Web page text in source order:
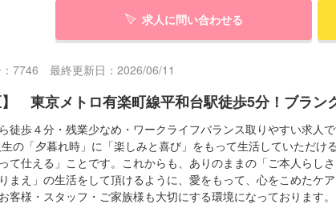
求人に問い合わせる
7746 最終更新日：2026/06/11
】 東京メトロ有楽町線平和台駅徒歩5分！ブラ
徒歩４分・残業少なめ・ワークライフバランス取りやすい求人で
の「夕暮れ時」に「楽しみと喜び」をもって生活していただけ
て仕える」ことです。これからも、ありのままの「ご本人らし
まえ」の生活をして頂けるように、愛をもって、心をこめたケ
客様・スタッフ・ご家族様も大切にする環境になっております。